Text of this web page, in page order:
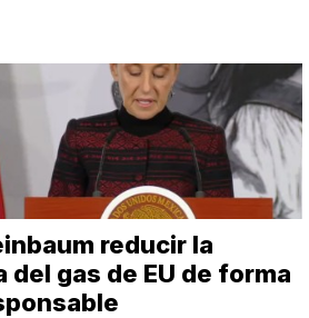
reducir la
del gas de EU de forma